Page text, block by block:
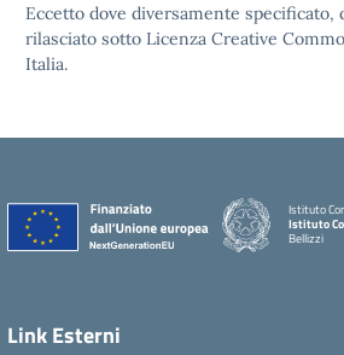
Eccetto dove diversamente specificato,
rilasciato sotto Licenza Creative
Italia.
Istituto
Istituto
Bellizzi
Link Esterni